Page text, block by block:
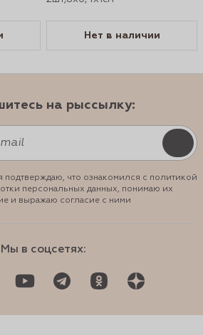
Нет в наличии
на рыссылку:
подтверждаю, что ознакомился с политикой
персональных данных, понимаю их
и выражаю согласие с ними
Мы в соцсетях: